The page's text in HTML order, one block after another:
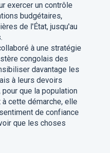
exercer un contrôle
budgétaires,
de l'État, jusqu'au
à une stratégie
congolais des
davantage les
à leurs devoirs
que la population
cette démarche, elle
de confiance
que les choses